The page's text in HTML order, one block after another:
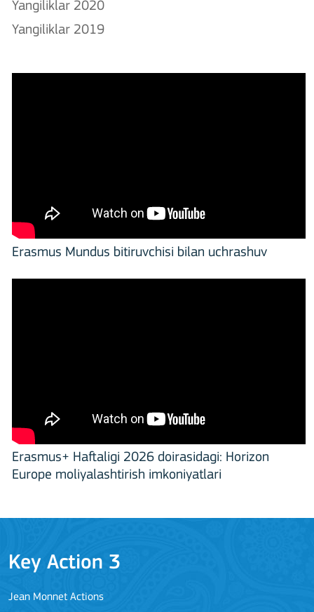
Yangiliklar 2020
Yangiliklar 2019
Erasmus Mundus bitiruvchisi bilan uchrashuv
Erasmus+ Haftaligi 2026 doirasidagi: Horizon
Europe moliyalashtirish imkoniyatlari
Key Action 3
Jean Monnet Actions